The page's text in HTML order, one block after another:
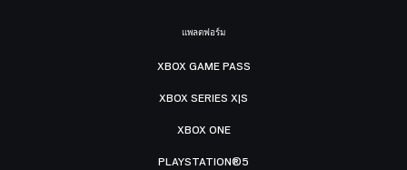
แพลตฟอร์ม
XBOX GAME PASS
XBOX SERIES X|S
XBOX ONE
PLAYSTATION®5